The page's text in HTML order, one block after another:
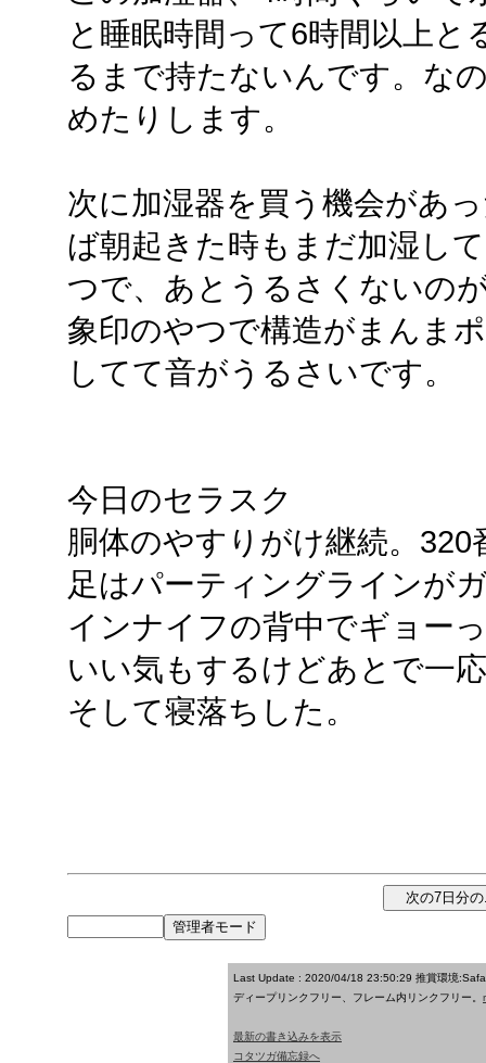
と睡眠時間って6時間以上
るまで持たないんです。な
めたりします。
次に加湿器を買う機会があ
ば朝起きた時もまだ加湿し
つで、あとうるさくないの
象印のやつで構造がまんま
してて音がうるさいです。
今日のセラスク
胴体のやすりがけ継続。320
足はパーティングラインが
インナイフの背中でギョー
いい気もするけどあとで一
そして寝落ちした。
Last Update : 2020/04/18 23:50:29 推賞環境
ディープリンクフリー、フレーム内リンクフリー。
最新の書き込みを表示
コタツガ備忘録へ